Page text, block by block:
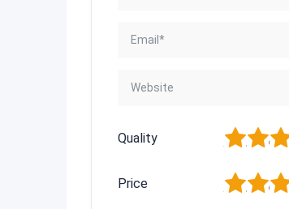
Quality 3
2
Price 3
2